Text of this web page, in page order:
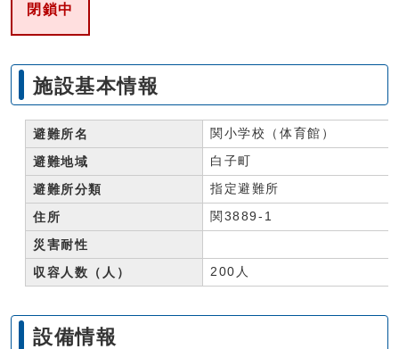
閉鎖中
施設基本情報
避難所名 関小学校（体育館）
避難地域 白子町
避難所分類 指定避難所
住所 関3889-1
災害耐性
収容人数（人） 200人
設備情報